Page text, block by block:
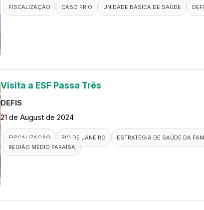
FISCALIZAÇÃO CABO FRIO UNIDADE BÁSICA DE SAÚDE
Visita a ESF Passa Três
DEFIS
21 de August de 2024
FISCALIZAÇÃO RIO DE JANEIRO ESTRATÉGIA DE SAÚDE DA
REGIÃO MÉDIO PARAÍBA